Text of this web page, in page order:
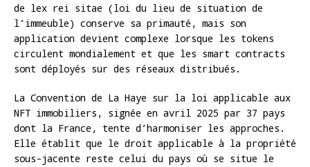
de lex rei sitae (loi du lieu de situation de
l’immeuble) conserve sa primauté, mais son
application devient complexe lorsque les tokens
circulent mondialement et que les smart contracts
sont déployés sur des réseaux distribués.
La Convention de La Haye sur la loi applicable aux
NFT immobiliers, signée en avril 2025 par 37 pays
dont la France, tente d’harmoniser les approches.
Elle établit que le droit applicable à la propriété
sous-jacente reste celui du pays où se situe le